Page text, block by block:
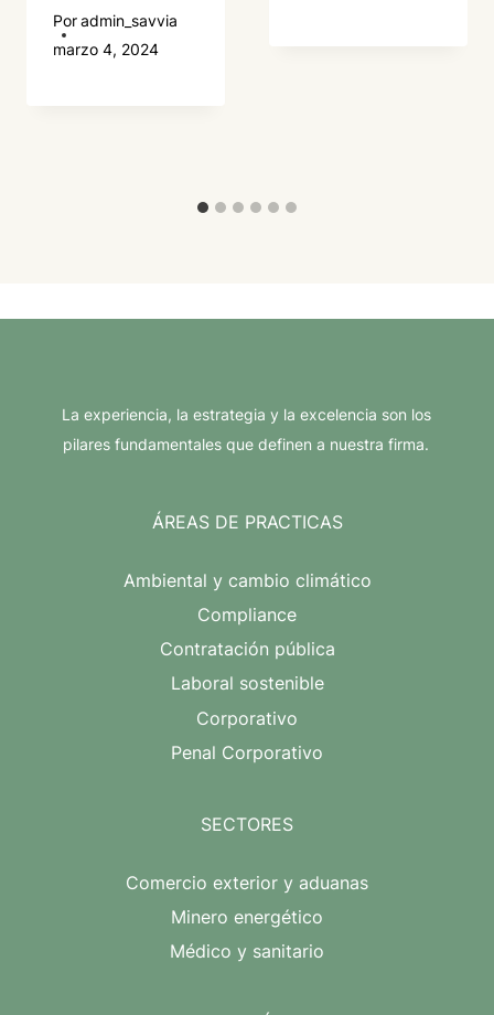
Poradmin_savvia
marzo 4, 2024
La experiencia, la estrategia y la excelencia son los
pilares fundamentales que definen a nuestra firma.
ÁREAS DE PRACTICAS
Ambiental y cambio climático
Compliance
Contratación pública
Laboral sostenible
Corporativo
Penal Corporativo
SECTORES
Comercio exterior y aduanas
Minero energético
Médico y sanitario